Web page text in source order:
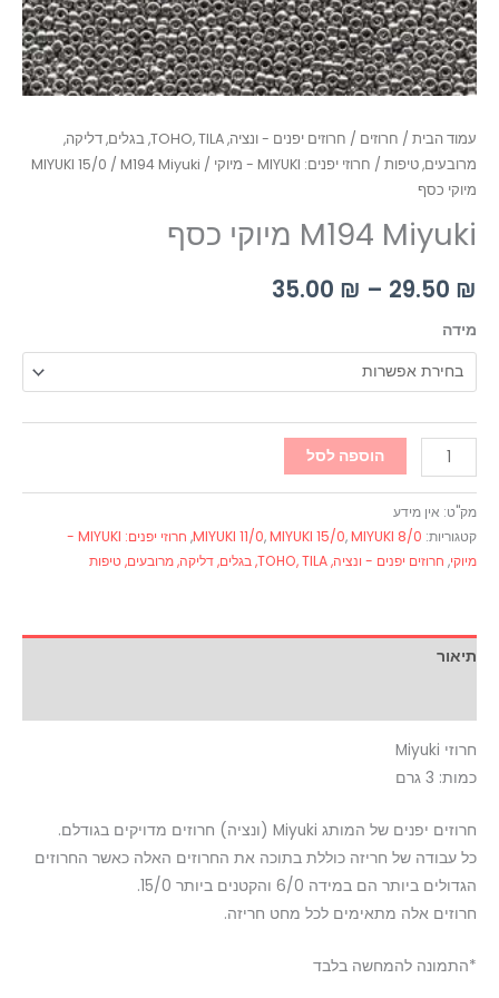
עמוד הבית / חרוזים /
חרוזים יפנים - ונציה, TOHO, TILA, בגלים, דליקה,
מרובעים, טיפות / חרוזי יפנים: MIYUKI - מיוקי /
MIYUKI 15/0 / M194 Miyuki
מיוקי כסף
M194 Miyuki מיוקי כסף
29.50 ₪
–
35.00 ₪
מידה
הוספה לסל
מק"ט: אין מידע
קטגוריות:
MIYUKI 11/0,MIYUKI 15/0,MIYUKI 8/0
,
חרוזי יפנים: MIYUKI -
מיוקי, חרוזים יפנים - ונציה, TOHO, TILA, בגלים, דליקה, מרובעים, טיפות
תיאור
חרוזי Miyuki
כמות: 3 גרם
חרוזים יפנים של המותג Miyuki (ונציה) חרוזים מדויקים בגודלם.
כל עבודה של חריזה כוללת בתוכה את החרוזים האלה כאשר החרוזים
הגדולים ביותר הם במידה 6/0 והקטנים ביותר 15/0.
חרוזים אלה מתאימים לכל מחט חריזה.
*התמונה להמחשה בלבד